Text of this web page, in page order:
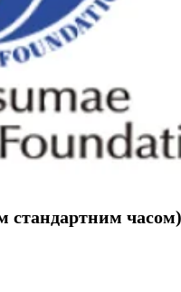
стандартним часом)